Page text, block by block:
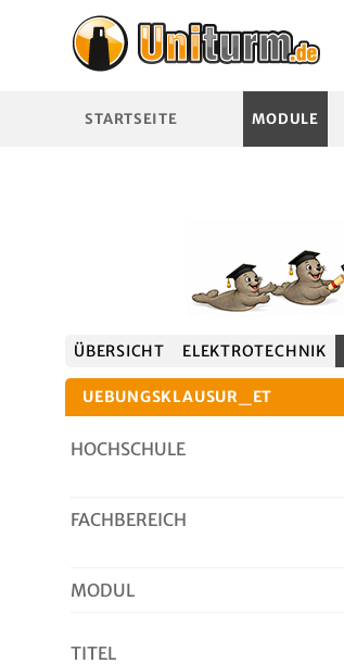
STARTSEITE MODULE
ÜBERSICHT ELEKTROTECHNIK
UEBUNGSKLAUSUR_ET
HOCHSCHULE
FACHBEREICH
MODUL
TITEL